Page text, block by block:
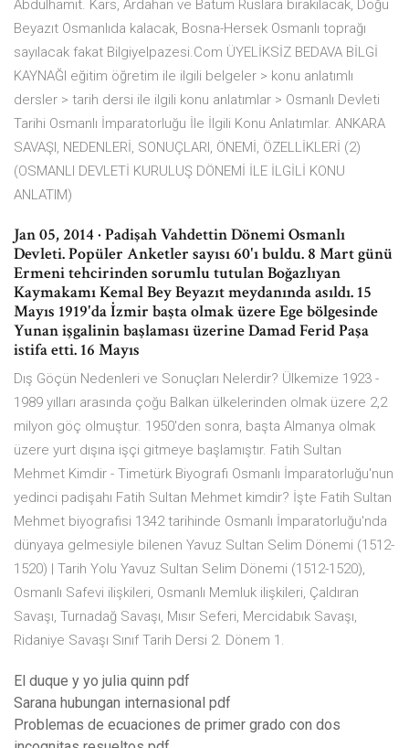
Abdülhamit. Kars, Ardahan ve Batum Ruslara bırakılacak, Doğu
Beyazıt Osmanlıda kalacak, Bosna-Hersek Osmanlı toprağı
sayılacak fakat Bilgiyelpazesi.Com ÜYELİKSİZ BEDAVA BİLGİ
KAYNAĞI eğitim öğretim ile ilgili belgeler > konu anlatımlı
dersler > tarih dersi ile ilgili konu anlatımlar > Osmanlı Devleti
Tarihi Osmanlı İmparatorluğu İle İlgili Konu Anlatımlar. ANKARA
SAVAŞI, NEDENLERİ, SONUÇLARI, ÖNEMİ, ÖZELLİKLERİ (2)
(OSMANLI DEVLETİ KURULUŞ DÖNEMİ İLE İLGİLİ KONU
ANLATIM)
Jan 05, 2014 · Padişah Vahdettin Dönemi Osmanlı
Devleti. Popüler Anketler sayısı 60'ı buldu. 8 Mart günü
Ermeni tehcirinden sorumlu tutulan Boğazlıyan
Kaymakamı Kemal Bey Beyazıt meydanında asıldı. 15
Mayıs 1919'da İzmir başta olmak üzere Ege bölgesinde
Yunan işgalinin başlaması üzerine Damad Ferid Paşa
istifa etti. 16 Mayıs
Dış Göçün Nedenleri ve Sonuçları Nelerdir? Ülkemize 1923 -
1989 yılları arasında çoğu Balkan ülkelerinden olmak üzere 2,2
milyon göç olmuştur. 1950'den sonra, başta Almanya olmak
üzere yurt dışına işçi gitmeye başlamıştır. Fatih Sultan
Mehmet Kimdir - Timetürk Biyografi Osmanlı İmparatorluğu'nun
yedinci padişahı Fatih Sultan Mehmet kimdir? İşte Fatih Sultan
Mehmet biyografisi 1342 tarihinde Osmanlı İmparatorluğu'nda
dünyaya gelmesiyle bilenen Yavuz Sultan Selim Dönemi (1512-
1520) | Tarih Yolu Yavuz Sultan Selim Dönemi (1512-1520),
Osmanlı Safevi ilişkileri, Osmanlı Memluk ilişkileri, Çaldıran
Savaşı, Turnadağ Savaşı, Mısır Seferi, Mercidabık Savaşı,
Ridaniye Savaşı Sınıf Tarih Dersi 2. Dönem 1.
El duque y yo julia quinn pdf
Sarana hubungan internasional pdf
Problemas de ecuaciones de primer grado con dos